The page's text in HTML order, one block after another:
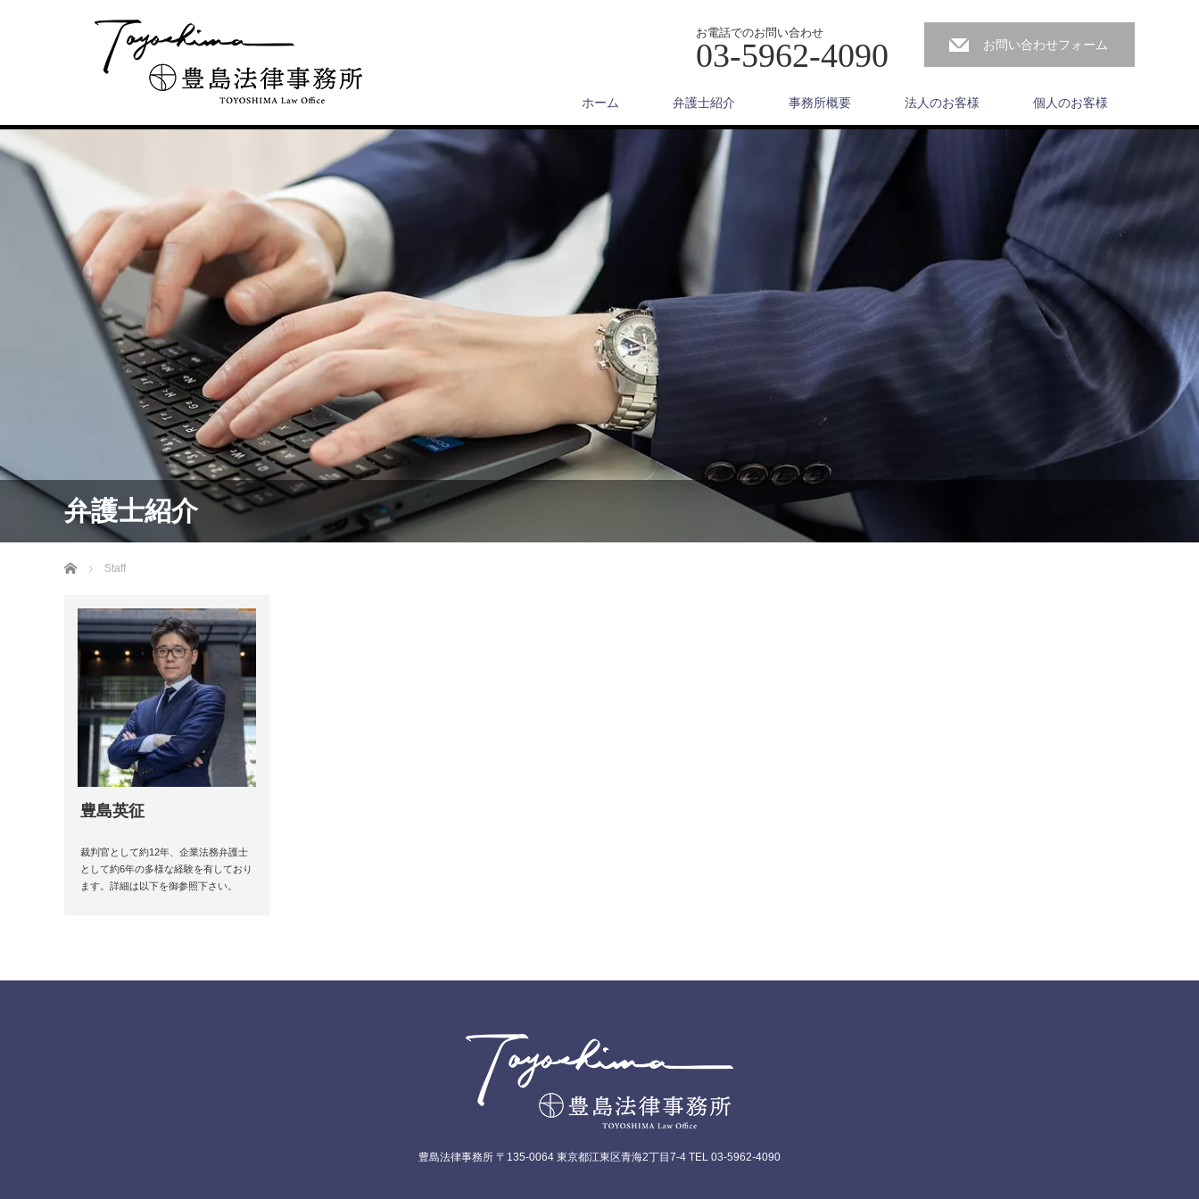
お電話でのお問い合わせ
03-5962-4090 お問い合わせフォーム
ホーム 弁護士紹介 事務所概要 法人のお客様 個人のお客様
弁護士紹介
Home Staff
豊島英征
裁判官として約12年、企業法務弁護士
として約6年の多様な経験を有しており
ます。詳細は以下を御参照下さい。
豊島法律事務所 〒135-0064 東京都江東区青海2丁目7-4 TEL 03-5962-4090